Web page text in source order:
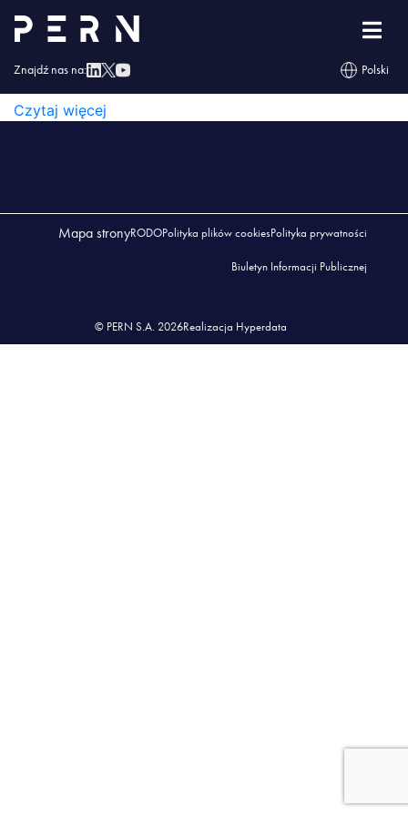
Znajdź nas na: Polski
Wykaz_Przedsiębiorstw_10.2023
WYKAZ_PRZEDSIĘBIORSTW_10.2023
Czytaj więcej
Mapa stronyRODOPolityka plików cookiesPolityka prywatności
Biuletyn Informacji Publicznej
© PERN S.A. 2026Realizacja Hyperdata